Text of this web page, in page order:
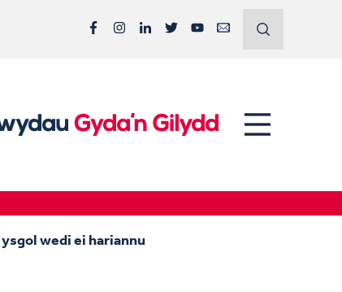
wedi ei hariannu